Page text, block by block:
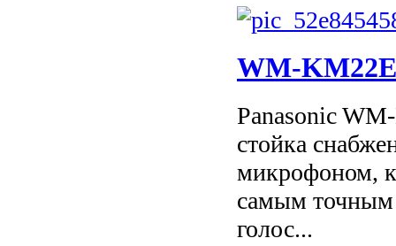
WM-
Panasonic
стойка
микрофоном,
самым точным
голос...